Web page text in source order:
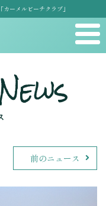
ーメルビーチクラブ」
前のニュース